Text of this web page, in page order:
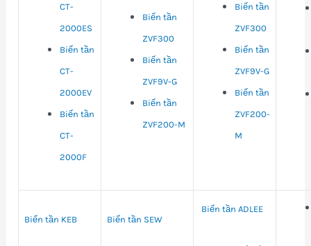
CT-
2000ES
Biến tần
CT-
2000EV
Biến tần
CT-
2000F
Biến tần
ZVF300
Biến tần
ZVF9V-G
Biến tần
ZVF200-M
Biến tần
ZVF300
Biến tần
ZVF9V-G
Biến tần
ZVF200-
M
Biến tần KEB Biến tần SEW
Biến tần ADLEE